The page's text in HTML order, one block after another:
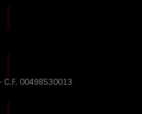
00498530013